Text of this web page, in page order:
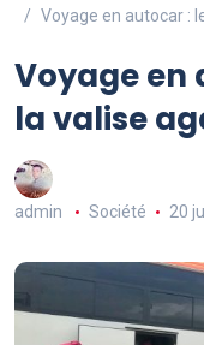
Voyage en autocar :
Voyage en
la valise
admin Société 20